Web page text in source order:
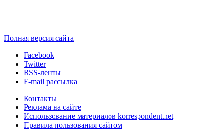
Полная версия сайта
Facebook
Twitter
RSS-ленты
E-mail рассылка
Контакты
Реклама на сайте
Использование материалов korrespondent.net
Правила пользования сайтом